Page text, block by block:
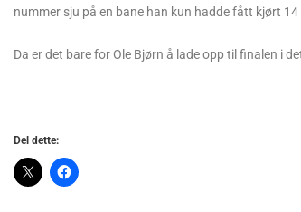
nummer sju på en bane han kun hadde fått kjørt
Da er det bare for Ole Bjørn å lade opp til finalen i
Del dette: